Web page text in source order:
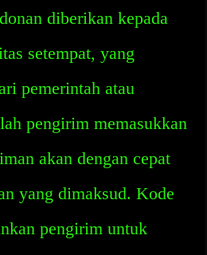
diberikan kepada
setempat, yang
pemerintah atau
pengirim memasukkan
akan dengan cepat
yang dimaksud. Kode
pengirim untuk